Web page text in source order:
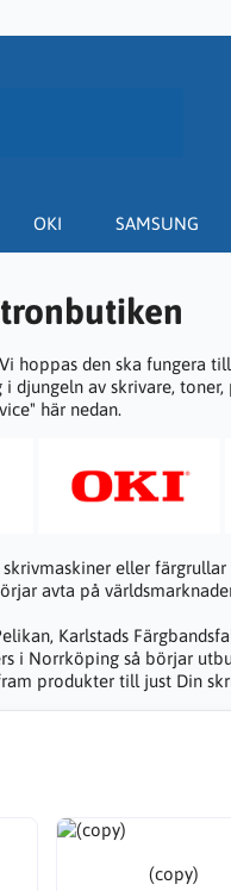
OKI SAMSUNG
den ska fungera
djungeln av skrivare,
här nedan.
eller färgrullar
avta på
Karlstads
i Norrköping så börjar
produkter till just Din
(copy)